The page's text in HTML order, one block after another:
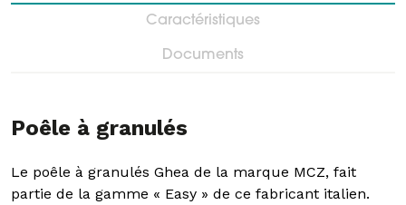
Caractéristiques
Documents
Poêle à granulés
Le poêle à granulés Ghea de la marque MCZ, fait
partie de la gamme « Easy » de ce fabricant italien.